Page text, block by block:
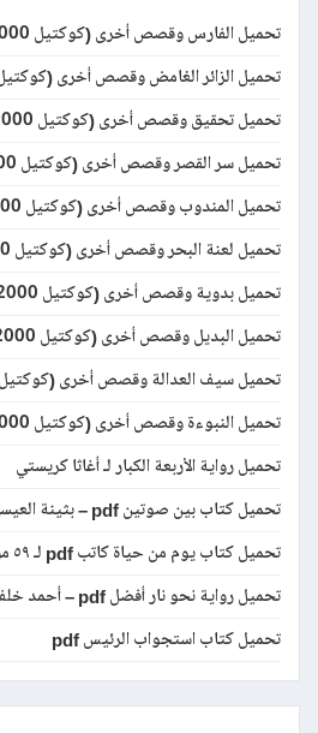
تحميل الفارس وقصص أخرى (كوكتيل 2000 #10) نبيل فاروق
تحميل الزائر الغامض وقصص أخرى (كوكتيل 2000 #9) نبيل
تحميل تحقيق وقصص أخرى (كوكتيل 2000 #8) نبيل فاروق
تحميل سر القصر وقصص أخرى (كوكتيل 2000 #7) نبيل فاروق
تحميل المندوب وقصص أخرى (كوكتيل 2000 #6) نبيل فاروق
تحميل لعنة البحر وقصص أخرى (كوكتيل 2000 #5) نبيل فاروق
تحميل بدوية وقصص أخرى (كوكتيل 2000 #4) نبيل فاروق
تحميل البديل وقصص أخرى (كوكتيل 2000 #3) نبيل فاروق
تحميل سيف العدالة وقصص أخرى (كوكتيل 2000 #2) نبيل فاروق
تحميل النبوءة وقصص أخرى (كوكتيل 2000 #1) نبيل فاروق
تحميل رواية الأربعة الكبار لـ أغاثا كريستي
تحميل كتاب بين صوتين pdf – بثينة العيسى
تحميل كتاب يوم من حياة كاتب pdf لـ ٥٩ مؤلف
تحميل رواية نحو نار أفضل pdf – أحمد خلف
تحميل كتاب استجواب الرئيس pdf